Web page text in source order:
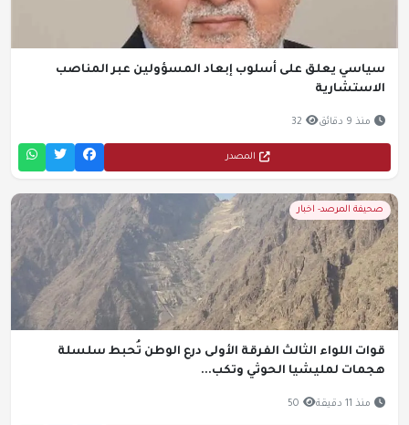
سياسي يعلق على أسلوب إبعاد المسؤولين عبر المناصب
الاستشارية
منذ 9 دقائق 32
المصدر
صحيفة المرصد- اخبار
قوات اللواء الثالث الفرقة الأولى درع الوطن تُحبط سلسلة
هجمات لمليشيا الحوثي وتكب...
منذ 11 دقيقة 50